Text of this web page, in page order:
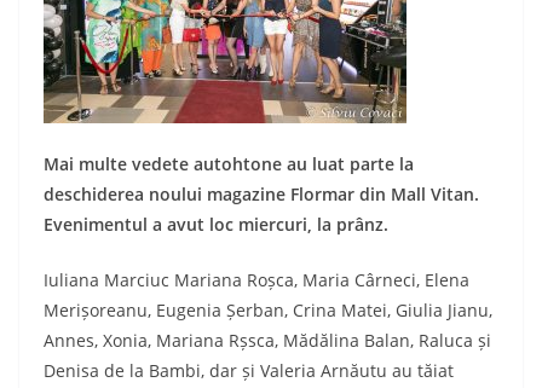
Mai multe vedete autohtone au luat parte la
deschiderea noului magazine Flormar din Mall Vitan.
Evenimentul a avut loc miercuri, la prânz.
Iuliana Marciuc Mariana Roșca, Maria Cârneci, Elena
Merișoreanu, Eugenia Șerban, Crina Matei, Giulia Jianu,
Annes, Xonia, Mariana Rșsca, Mădălina Balan, Raluca și
Denisa de la Bambi, dar și Valeria Arnăutu au tăiat